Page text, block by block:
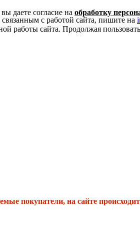
покупатели, на сайте
даете согласие на обработку
с работой сайта, пишите на
работы сайта. Продолжая